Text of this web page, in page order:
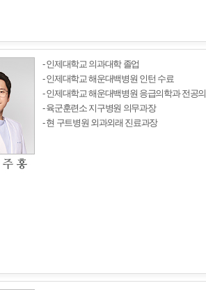
- 인제대학교 의과대학 졸업
- 인제대학교 해운대백병원 인턴 수료
- 인제대학교 해운대백병원 응급의학과 전공의
- 육군훈련소 지구병원 의무과장
- 현 구트병원 외과외래 진료과장